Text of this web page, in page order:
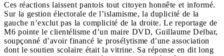
Ces réactions laissent pantois tout citoyen honnête et informé.
Sur la gestion électorale de l’islamisme, la duplicité de la
gauche n’exclut pas la complicité de la droite. Le reportage de
M6 pointe le clientélisme d’un maire DVD, Guillaume Delbar,
soupçonné d’avoir financé le prosélytisme d’une association
dont le soutien scolaire était la vitrine. Sa réponse en dit long